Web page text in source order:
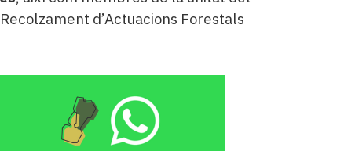
d’Actuacions Forestals